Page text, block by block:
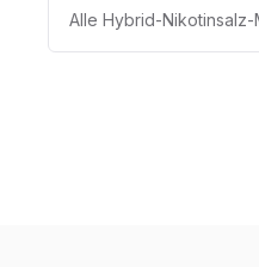
Alle Hybrid-Nikotinsalz-